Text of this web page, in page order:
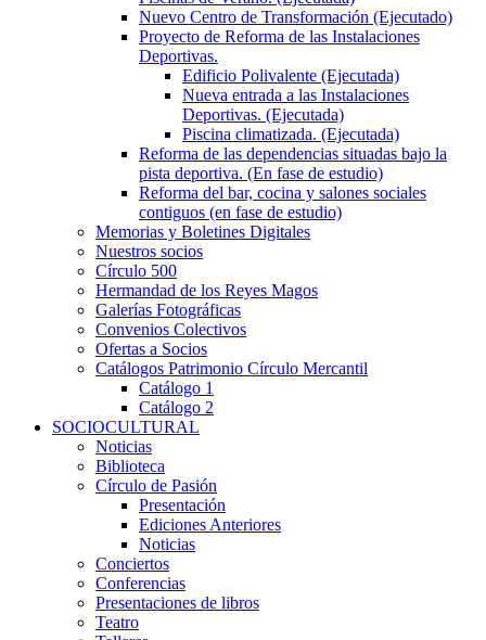
Nuevo Centro de Transformación (Ejecutado)
Proyecto de Reforma de las Instalaciones
Deportivas.
Edificio Polivalente (Ejecutada)
Nueva entrada a las Instalaciones
Deportivas. (Ejecutada)
Piscina climatizada. (Ejecutada)
Reforma de las dependencias situadas bajo la
pista deportiva. (En fase de estudio)
Reforma del bar, cocina y salones sociales
contiguos (en fase de estudio)
Memorias y Boletines Digitales
Nuestros socios
Círculo 500
Hermandad de los Reyes Magos
Galerías Fotográficas
Convenios Colectivos
Ofertas a Socios
Catálogos Patrimonio Círculo Mercantil
Catálogo 1
Catálogo 2
SOCIOCULTURAL
Noticias
Biblioteca
Círculo de Pasión
Presentación
Ediciones Anteriores
Noticias
Conciertos
Conferencias
Presentaciones de libros
Teatro